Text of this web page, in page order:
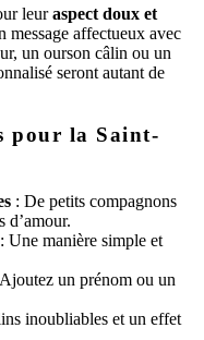
leuraspect doux et
message affectueux avec
un ourson câlin ou un
seront autant de
pour la Saint-
: De petits compagnons
d’amour.
: Une manière simple et
un prénom ou un
inoubliables et un effet